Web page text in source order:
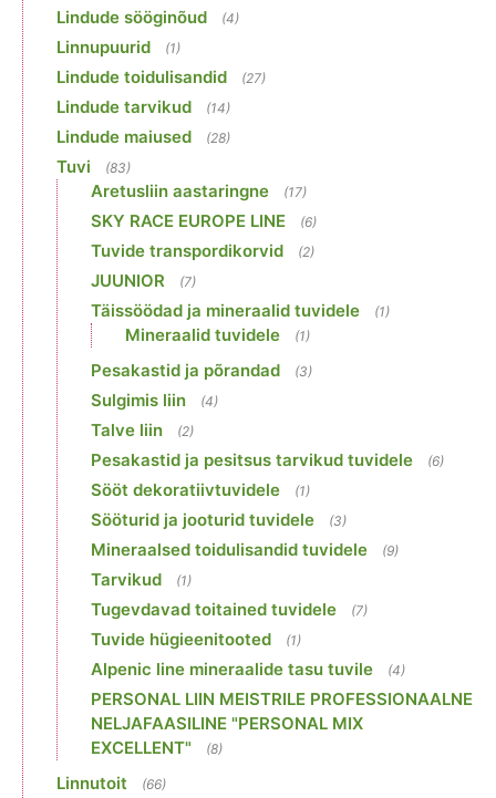
Lindude sööginõud (4)
Linnupuurid (1)
Lindude toidulisandid (27)
Lindude tarvikud (14)
Lindude maiused (28)
Tuvi (83)
Aretusliin aastaringne (17)
SKY RACE EUROPE LINE (6)
Tuvide transpordikorvid (2)
JUUNIOR (7)
Täissöödad ja mineraalid tuvidele (1)
Mineraalid tuvidele (1)
Pesakastid ja põrandad (3)
Sulgimis liin (4)
Talve liin (2)
Pesakastid ja pesitsus tarvikud tuvidele (6)
Sööt dekoratiivtuvidele (1)
Sööturid ja jooturid tuvidele (3)
Mineraalsed toidulisandid tuvidele (9)
Tarvikud (1)
Tugevdavad toitained tuvidele (7)
Tuvide hügieenitooted (1)
Alpenic line mineraalide tasu tuvile (4)
PERSONAL LIIN MEISTRILE PROFESSIONAALNE
NELJAFAASILINE "PERSONAL MIX
EXCELLENT"
(8)
Linnutoit (66)